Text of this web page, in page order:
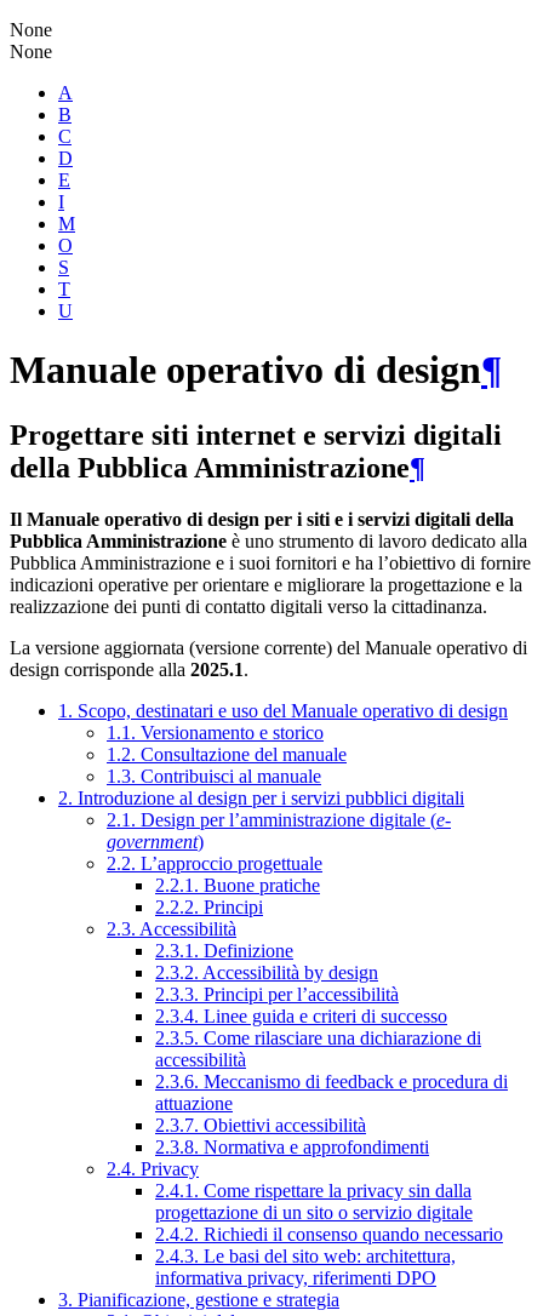
None
None
A
B
C
D
E
I
M
O
S
T
U
Manuale operativo di design¶
Progettare siti internet e servizi digitali
della Pubblica Amministrazione¶
Il Manuale operativo di design per i siti e i servizi digitali della
Pubblica Amministrazione è uno strumento di lavoro dedicato alla
Pubblica Amministrazione e i suoi fornitori e ha l’obiettivo di fornire
indicazioni operative per orientare e migliorare la progettazione e la
realizzazione dei punti di contatto digitali verso la cittadinanza.
La versione aggiornata (versione corrente) del Manuale operativo di
design corrisponde alla 2025.1.
1. Scopo, destinatari e uso del Manuale operativo di design
1.1. Versionamento e storico
1.2. Consultazione del manuale
1.3. Contribuisci al manuale
2. Introduzione al design per i servizi pubblici digitali
2.1. Design per l’amministrazione digitale (e-
government)
2.2. L’approccio progettuale
2.2.1. Buone pratiche
2.2.2. Principi
2.3. Accessibilità
2.3.1. Definizione
2.3.2. Accessibilità by design
2.3.3. Principi per l’accessibilità
2.3.4. Linee guida e criteri di successo
2.3.5. Come rilasciare una dichiarazione di
accessibilità
2.3.6. Meccanismo di feedback e procedura di
attuazione
2.3.7. Obiettivi accessibilità
2.3.8. Normativa e approfondimenti
2.4. Privacy
2.4.1. Come rispettare la privacy sin dalla
progettazione di un sito o servizio digitale
2.4.2. Richiedi il consenso quando necessario
2.4.3. Le basi del sito web: architettura,
informativa privacy, riferimenti DPO
3. Pianificazione, gestione e strategia